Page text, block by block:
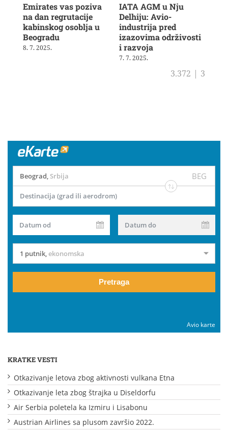
Emirates vas poziva
na dan regrutacije
kabinskog osoblja u
Beogradu
8. 7. 2025.
IATA AGM u Nju
Delhiju: Avio-
industrija pred
izazovima održivosti
i razvoja
7. 7. 2025.
3.372 | 3
Beograd Srbija BEG
Destinacija (grad ili aerodrom)
Datum od Datum do
1 putnik ekonomska
Pretraga
Avio karte
KRATKE VESTI
Otkazivanje letova zbog aktivnosti vulkana Etna
Otkazivanje leta zbog štrajka u Diseldorfu
Air Serbia poletela ka Izmiru i Lisabonu
Austrian Airlines sa plusom završio 2022.